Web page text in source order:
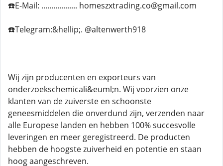
☎️E-Mail: .................. homeszxtrading.co@gmail.com
☎️Telegram:&hellip;. @altenwerth918
Wij zijn producenten en exporteurs van
onderzoekschemicali&euml;n. Wij voorzien onze
klanten van de zuiverste en schoonste
geneesmiddelen die onverdund zijn, verzenden naar
alle Europese landen en hebben 100% succesvolle
leveringen en meer geregistreerd. De producten
hebben de hoogste zuiverheid en potentie en staan
hoog aangeschreven.